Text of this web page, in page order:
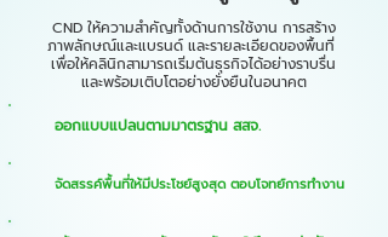
CND ให้ความสำคัญทั้งด้านการใช้งาน การสร้าง
ภาพลักษณ์และแบรนด์ และรายละเอียดของพื้นที่
เพื่อให้คลินิกสามารถเริ่มต้นธุรกิจได้อย่างราบรื่น
และพร้อมเติบโตอย่างยั่งยืนในอนาคต
ออกแบบแปลนตามมาตรฐาน สสจ.
จัดสรรค์พื้นที่ให้มีประโชย์สูงสุด ตอบโจทย์การทำงาน